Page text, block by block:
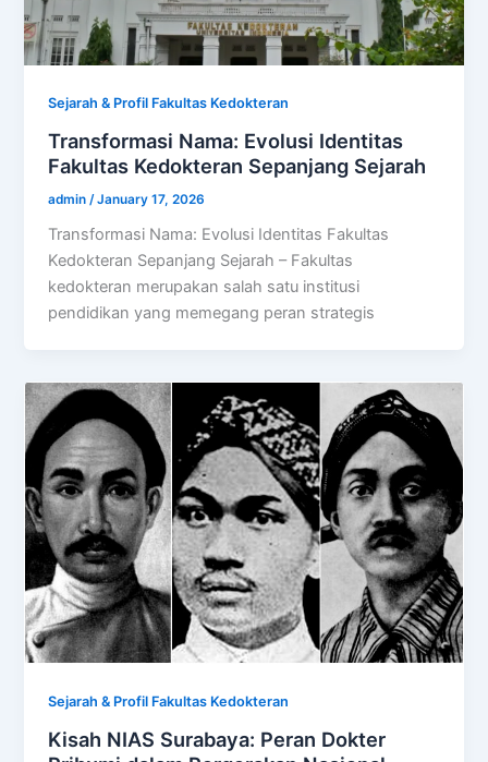
Sejarah & Profil Fakultas Kedokteran
Transformasi Nama: Evolusi Identitas
Fakultas Kedokteran Sepanjang Sejarah
admin /January 17, 2026
Transformasi Nama: Evolusi Identitas Fakultas
Kedokteran Sepanjang Sejarah – Fakultas
kedokteran merupakan salah satu institusi
pendidikan yang memegang peran strategis
Sejarah & Profil Fakultas Kedokteran
Kisah NIAS Surabaya: Peran Dokter